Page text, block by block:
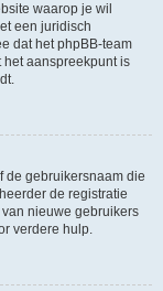
waarop je wil
een juridisch
dat het phpBB-team
aanspreekpunt is
de gebruikersnaam die
de registratie
nieuwe gebruikers
verdere hulp.